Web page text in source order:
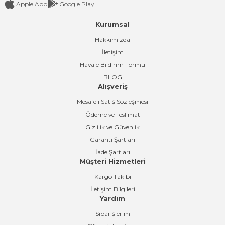
Apple App Google Play
Kurumsal
Hakkımızda
İletişim
Havale Bildirim Formu
BLOG
Alışveriş
Mesafeli Satış Sözleşmesi
Ödeme ve Teslimat
Gizlilik ve Güvenlik
Garanti Şartları
İade Şartları
Müşteri Hizmetleri
Kargo Takibi
İletişim Bilgileri
Yardım
Siparişlerim